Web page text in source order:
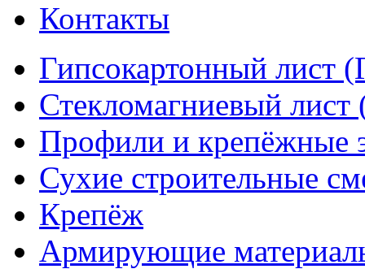
Контакты
Гипсокартонный лист
Стекломагниевый
Профили и
Сухие строительные
Крепёж
Армирующие